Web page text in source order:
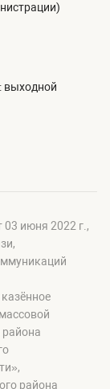
выходной
июня 2022 г.,
района